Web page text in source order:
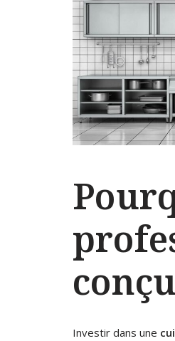
Investir dans une